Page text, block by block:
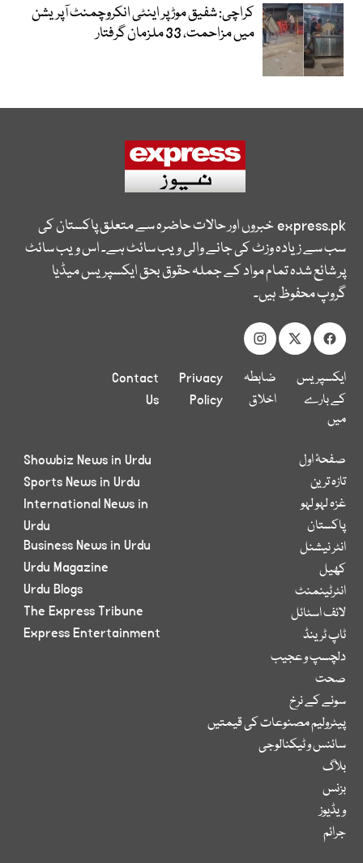
کراچی: شفیق موڑ پر اینٹی انکروچمنٹ آپریشن
میں مزاحمت، 33 ملزمان گرفتار
express.pkخبروں اور حالات حاضرہ سے متعلق پاکستان کی
سب سے زیادہ وزٹ کی جانے والی ویب سائٹ ہے۔ اس ویب سائٹ
پر شائع شدہ تمام مواد کے جملہ حقوق بحق ایکسپریس میڈیا
گروپ محفوظ ہیں۔
ایکسپریس
کے بارے
میں
ضابطہ
اخلاق
Privacy
Policy
Contact
Us
صفحۂ اول
تازہ ترین
غزہ لہو لہو
پاکستان
انٹر نیشنل
کھیل
انٹرٹینمنٹ
لائف اسٹائل
ٹاپ ٹرینڈ
دلچسپ و عجیب
صحت
سونے کے نرخ
پیٹرولیم مصنوعات کی قیمتیں
سائنس و ٹیکنالوجی
بلاگ
بزنس
ویڈیوز
جرائم
Showbiz News in Urdu
Sports News in Urdu
International News in
Urdu
Business News in Urdu
Urdu Magazine
Urdu Blogs
The Express Tribune
Express Entertainment